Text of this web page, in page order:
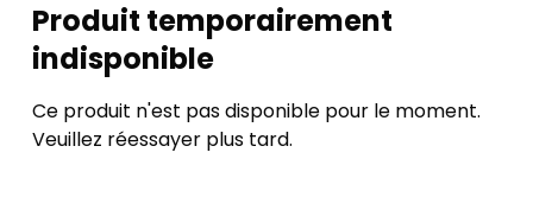
Produit temporairement
indisponible
Ce produit n'est pas disponible pour le moment.
Veuillez réessayer plus tard.